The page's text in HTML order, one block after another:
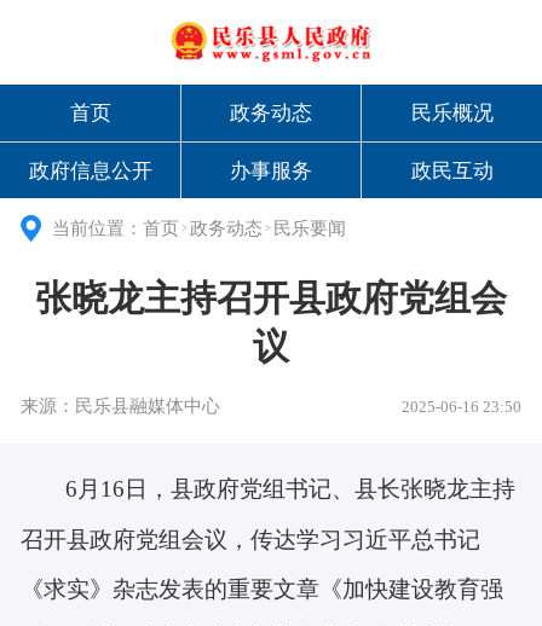
首页 政务动态 民乐概况
政府信息公开 办事服务 政民互动
当前位置：首页 > 政务动态 > 民乐要闻
张晓龙主持召开县政府党组会
议
来源：民乐县融媒体中心 2025-06-16 23:50
6月16日，县政府党组书记、县长张晓龙主持
召开县政府党组会议，传达学习习近平总书记
《求实》杂志发表的重要文章《加快建设教育强